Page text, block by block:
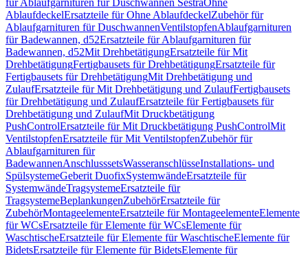
für Ablaufgarnituren für Duschwannen SestraOhne
AblaufdeckelErsatzteile für Ohne AblaufdeckelZubehör für
Ablaufgarnituren für DuschwannenVentilstopfenAblaufgarnituren
für Badewannen, d52Ersatzteile für Ablaufgarnituren für
Badewannen, d52Mit DrehbetätigungErsatzteile für Mit
DrehbetätigungFertigbausets für DrehbetätigungErsatzteile für
Fertigbausets für DrehbetätigungMit Drehbetätigung und
ZulaufErsatzteile für Mit Drehbetätigung und ZulaufFertigbausets
für Drehbetätigung und ZulaufErsatzteile für Fertigbausets für
Drehbetätigung und ZulaufMit Druckbetätigung
PushControlErsatzteile für Mit Druckbetätigung PushControlMit
VentilstopfenErsatzteile für Mit VentilstopfenZubehör für
Ablaufgarnituren für
BadewannenAnschlusssetsWasseranschlüsseInstallations- und
SpülsystemeGeberit DuofixSystemwändeErsatzteile für
SystemwändeTragsystemeErsatzteile für
TragsystemeBeplankungenZubehörErsatzteile für
ZubehörMontageelementeErsatzteile für MontageelementeElemente
für WCsErsatzteile für Elemente für WCsElemente für
WaschtischeErsatzteile für Elemente für WaschtischeElemente für
BidetsErsatzteile für Elemente für BidetsElemente für